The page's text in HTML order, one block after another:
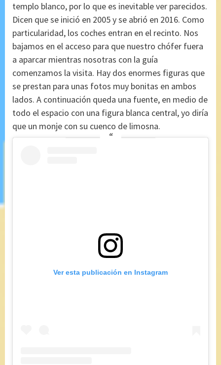
templo blanco, por lo que es inevitable ver parecidos.
Dicen que se inició en 2005 y se abrió en 2016. Como
particularidad, los coches entran en el recinto. Nos
bajamos en el acceso para que nuestro chófer fuera
a aparcar mientras nosotras con la guía
comenzamos la visita. Hay dos enormes figuras que
se prestan para unas fotos muy bonitas en ambos
lados. A continuación queda una fuente, en medio de
todo el espacio con una figura blanca central, yo diría
que un monje con su cuenco de limosna.
Ver esta publicación en Instagram